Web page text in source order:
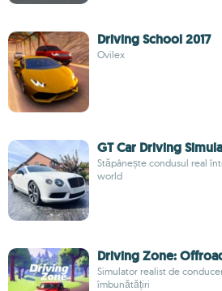
Driving School 2017
Ovilex
GT Car Driving
Stăpânește condusul real
world
Driving Zone:
Simulator realist de
îmbunătățiri